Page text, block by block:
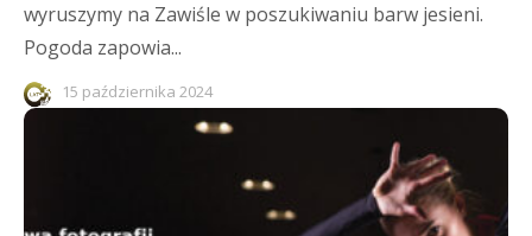
wyruszymy na Zawiśle w poszukiwaniu barw jesieni.
Pogoda zapowia...
15 października 2024